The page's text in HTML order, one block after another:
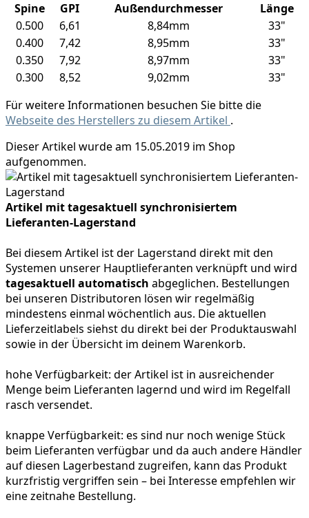
Spine
GPI Außendurchmesser
Länge
0.500
6,61 8,84mm
33"
0.400
7,42 8,95mm
33"
0.350
7,92 8,97mm
33"
0.300
8,52 9,02mm
33"
Für weitere Informationen besuchen Sie bitte die
Webseite des Herstellers zu diesem Artikel .
Dieser Artikel wurde am 15.05.2019 im Shop
aufgenommen.
Artikel mit tagesaktuell synchronisiertem
Lieferanten-Lagerstand
Bei diesem Artikel ist der Lagerstand direkt mit den
Systemen unserer Hauptlieferanten verknüpft und wird
tagesaktuell automatisch abgeglichen. Bestellungen
bei unseren Distributoren lösen wir regelmäßig
mindestens einmal wöchentlich aus. Die aktuellen
Lieferzeitlabels siehst du direkt bei der Produktauswahl
sowie in der Übersicht im deinem Warenkorb.
hohe Verfügbarkeit: der Artikel ist in ausreichender
Menge beim Lieferanten lagernd und wird im Regelfall
rasch versendet.
knappe Verfügbarkeit: es sind nur noch wenige Stück
beim Lieferanten verfügbar und da auch andere Händler
auf diesen Lagerbestand zugreifen, kann das Produkt
kurzfristig vergriffen sein – bei Interesse empfehlen wir
eine zeitnahe Bestellung.